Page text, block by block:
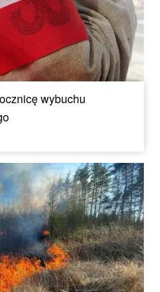
wybuchu